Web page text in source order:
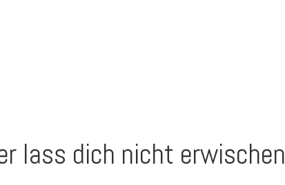
lass dich nicht erwischen